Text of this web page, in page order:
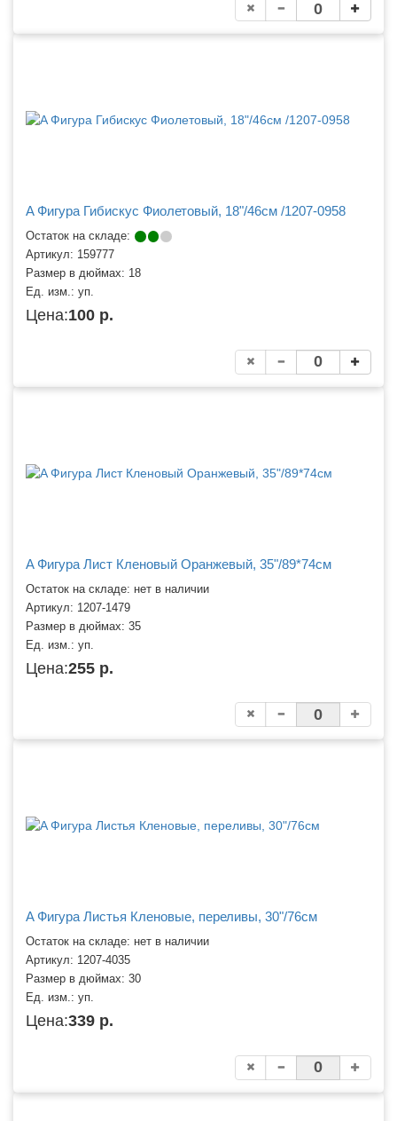
A Фигура Гибискус Фиолетовый, 18"/46см /1207-0958
Остаток на складе:
Артикул: 159777
Размер в дюймах: 18
Ед. изм.: уп.
Цена:100 р.
A Фигура Лист Кленовый Оранжевый, 35"/89*74см
Остаток на складе: нет в наличии
Артикул: 1207-1479
Размер в дюймах: 35
Ед. изм.: уп.
Цена:255 р.
A Фигура Листья Кленовые, переливы, 30"/76см
Остаток на складе: нет в наличии
Артикул: 1207-4035
Размер в дюймах: 30
Ед. изм.: уп.
Цена:339 р.